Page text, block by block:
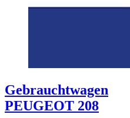
Gebrauchtwagen
PEUGEOT 208